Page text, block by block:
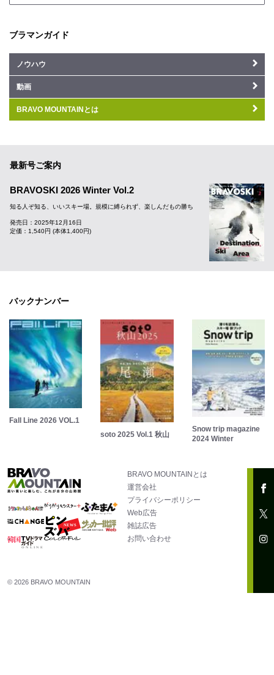
ブラマンガイド
ノウハウ
動画
BRAVO MOUNTAINとは
最新号ご案内
BRAVOSKI 2026 Winter Vol.2
知る人ぞ知る、いいスキー場。規模に縛られず、楽しんだもの勝ち
発売日：2025年12月16日
定価：1,540円 (本体1,400円)
バックナンバー
Fall Line 2026 VOL.1
soto 2025 Vol.1 秋山
Snow trip magazine
2024 Winter
BRAVO MOUNTAINとは
運営会社
プライバシーポリシー
Web広告
雑誌広告
お問い合わせ
© 2026 BRAVO MOUNTAIN